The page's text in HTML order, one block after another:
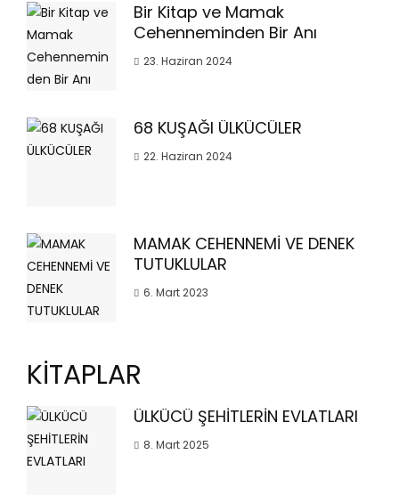
Bir Kitap ve Mamak
Cehenneminden Bir Anı
23. Haziran 2024
68 KUŞAĞI ÜLKÜCÜLER
22. Haziran 2024
MAMAK CEHENNEMİ VE DENEK
TUTUKLULAR
6. Mart 2023
KİTAPLAR
ÜLKÜCÜ ŞEHİTLERİN EVLATLARI
8. Mart 2025